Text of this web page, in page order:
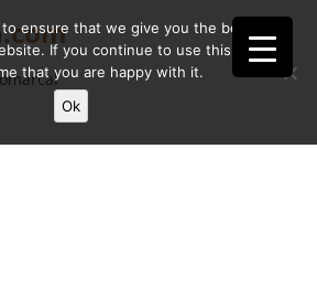
.com
ensure that we give you the best
If you continue to use this site we
that you are happy with it.
Ok